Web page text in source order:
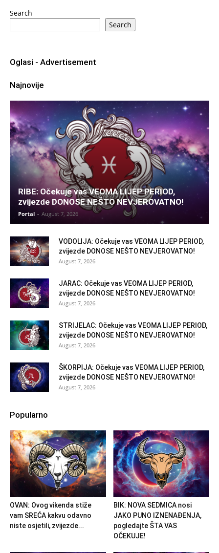
Search
Search
Oglasi - Advertisement
Najnovije
RIBE: Očekuje vas VEOMA LIJEP PERIOD,
zvijezde DONOSE NEŠTO NEVJEROVATNO!
Portal - August 7, 2026
VODOLIJA: Očekuje vas VEOMA LIJEP PERIOD,
zvijezde DONOSE NEŠTO NEVJEROVATNO!
August 7, 2026
JARAC: Očekuje vas VEOMA LIJEP PERIOD,
zvijezde DONOSE NEŠTO NEVJEROVATNO!
August 7, 2026
STRIJELAC: Očekuje vas VEOMA LIJEP PERIOD,
zvijezde DONOSE NEŠTO NEVJEROVATNO!
August 7, 2026
ŠKORPIJA: Očekuje vas VEOMA LIJEP PERIOD,
zvijezde DONOSE NEŠTO NEVJEROVATNO!
August 7, 2026
Popularno
OVAN: Ovog vikenda stiže
vam SREĆA kakvu odavno
niste osjetili, zvijezde...
BIK: NOVA SEDMICA nosi
JAKO PUNO IZNENAĐENJA,
pogledajte ŠTA VAS
OČEKUJE!